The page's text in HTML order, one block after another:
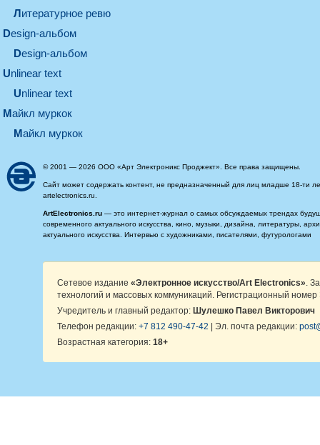
литературное ревю
design-альбом
design-альбом
unlinear text
Unlinear text
майкл муркок
майкл муркок
© 2001 — 2026 ООО «Арт Электроникс Проджект». Все права защищены.
Сайт может содержать контент, не предназначенный для лиц младше 18-ти
artelectronics.ru.
ArtElectronics.ru — это интернет-журнал о самых обсуждаемых трендах
современного актуального искусства, кино, музыки, дизайна, литературы,
актуального искусства. Интервью с художниками, писателями, футурологами
Сетевое издание «Электронное искусство/Art Electronics» .
технологий и массовых коммуникаций. Регистрационный
Учредитель и главный редактор: Шулешко Павел Викторович
Телефон редакции: +7 812 490-47-42 | Эл. почта редакции:
Возрастная категория: 18+